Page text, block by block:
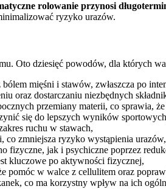
rolowanie przynosi
ryzyko urazów.
Oto dziesięć powodów, dla których
mięśni i stawów, zwłaszcza po
oraz dostarczaniu niezbędnych
przemiany materii, co sprawia,
się do lepszych wyników
ruchu w stawach,
co zmniejsza ryzyko wystąpienia urazów,
fizyczne, jak i psychiczne poprzez
kluczowe po aktywności fizycznej,
pomóc w walce z cellulitem oraz
co ma korzystny wpływ na ich